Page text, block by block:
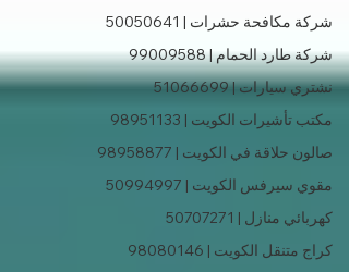
شركة مكافحة حشرات | 50050641
شركة طارد الحمام | 99009588
نشتري سيارات | 51066699
مكتب تأشيرات الكويت | 98951133
صالون حلاقة في الكويت | 98958877
مقوي سيرفس الكويت | 50994997
كهربائي منازل | 50707271
كراج متنقل الكويت | 98080146